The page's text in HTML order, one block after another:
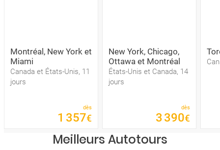
Montréal, New York et
Miami
Canada et États-Unis, 11
jours
dès
1 357€
New York, Chicago,
Ottawa et Montréal
États-Unis et Canada, 14
jours
dès
3390€
Meilleurs Autotours